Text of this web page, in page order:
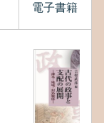
電子書籍